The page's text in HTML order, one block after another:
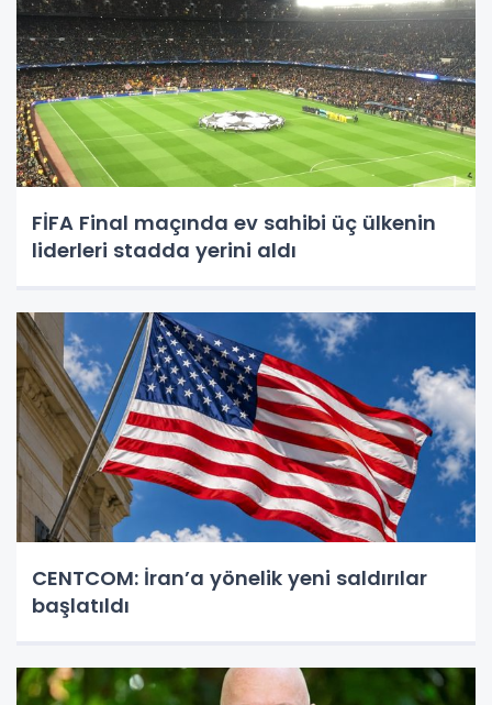
FİFA Final maçında ev sahibi üç ülkenin
liderleri stadda yerini aldı
CENTCOM: İran’a yönelik yeni saldırılar
başlatıldı